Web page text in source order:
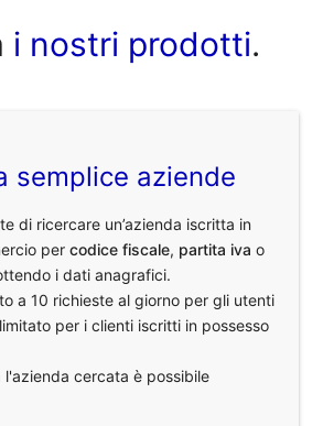
i nostri prodotti.
semplice aziende
di ricercare un’azienda iscritta in
percodice fiscale, partita iva o
i dati anagrafici.
a 10 richieste al giorno per gli utenti
per i clienti iscritti in possesso
cercata è possibile